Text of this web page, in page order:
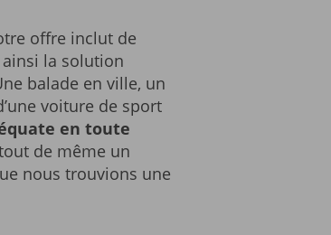
offre inclut de
la solution
balade en ville, un
voiture de sport
en toute
de même un
nous trouvions une